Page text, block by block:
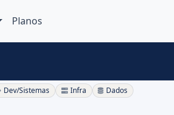
Planos
Dev/Sistemas Infra Dados